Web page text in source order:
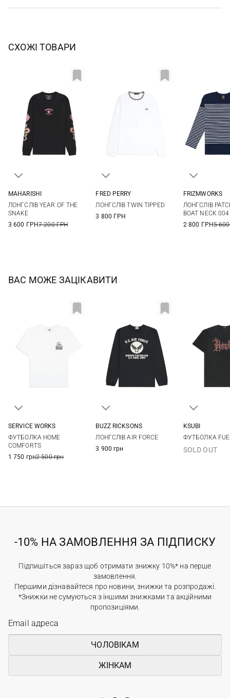
СХОЖІ ТОВАРИ
MAHARISHI
ЛОНГСЛІВ YEAR OF THE
SNAKE
3 600 ГРН7 200 ГРН
FRED PERRY
ЛОНГСЛІВ TWIN TIPPED
3 800 ГРН
FRIZMWORKS
ЛОНГСЛІВ
BOAT NECK 004
2 800 ГРН5
ВАС МОЖЕ ЗАЦІКАВИТИ
SERVICE WORKS
ФУТБОЛКА HOME
COMFORTS
1 750 грн2 500 грн
BUZZ RICKSONS
ЛОНГСЛІВ AIR FORCE
3 900 грн
KSUBI
ФУТБОЛКА
SOLD OUT
-10% НА ЗАМОВЛЕННЯ ЗА ПІДПИСКУ
Підпишіться зараз щоб отримати знижку 10%* на перше
замовлення.
Першими дізнавайтеся про новини, знижки та розпродажі.
*Знижки не сумуються з іншими знижками та акційними
пропозиціями.
ЧОЛОВІКАМ
ЖІНКАМ